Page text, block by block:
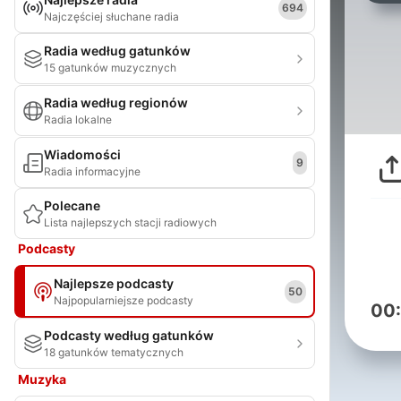
Najczęściej słuchane radia
694
Radia według gatunków
15 gatunków muzycznych
Radia według regionów
Radia lokalne
Wiadomości
Radia informacyjne
9
Polecane
Lista najlepszych stacji radiowych
Podcasty
Najlepsze podcasty
Najpopularniejsze podcasty
50
Podcasty według gatunków
18 gatunków tematycznych
Muzyka